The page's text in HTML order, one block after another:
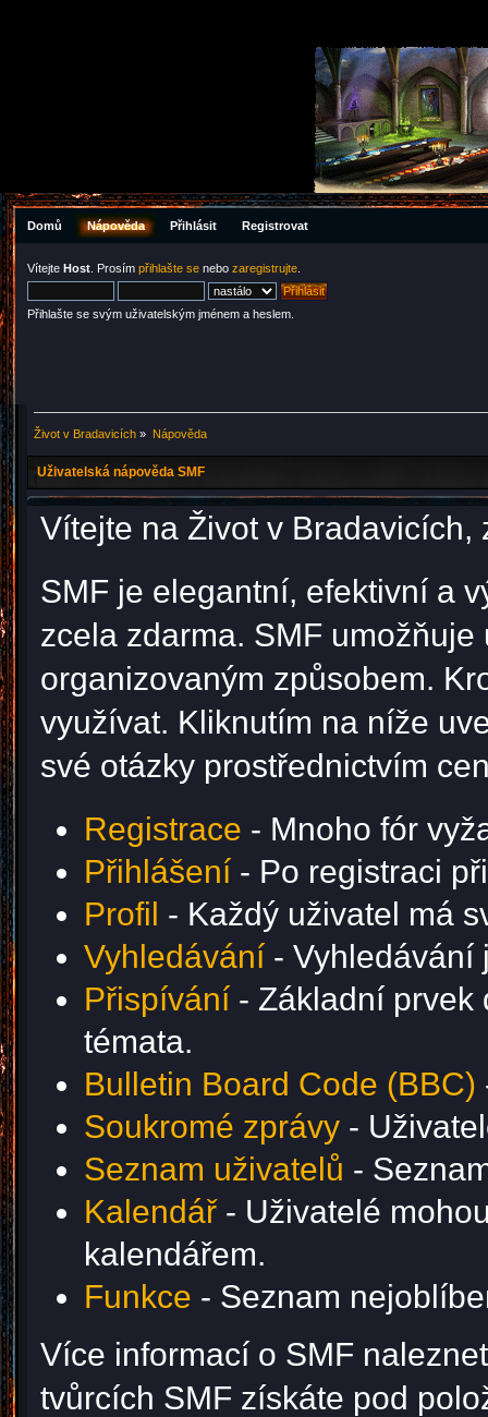
Domů Nápověda Přihlásit Registrovat
Vítejte Host . Prosím přihlašte se nebo zaregistrujte
Přihlašte se svým uživatelským jménem a heslem.
Život v Bradavicích » Nápověda
Uživatelská nápověda SMF
Vítejte na Život v
SMF je elegantní, efektivní a
zcela zdarma. SMF
organizovaným způsobem.
využívat. Kliknutím na níže
své otázky prostřednictvím
Registrace - Mnoho fór
Přihlášení - Po registraci
Profil - Každý uživatel má
Vyhledávání - Vyhledávání
Přispívání - Základní prvek
témata.
Bulletin Board Code (BBC)
Soukromé zprávy -
Seznam uživatelů -
Kalendář- Uživatelé
kalendářem.
Funkce - Seznam
Více informací o SMF
tvůrcích SMF získáte pod